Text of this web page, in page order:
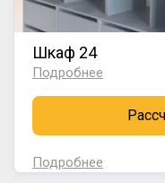
Шкаф 24
Подробнее
Подробнее